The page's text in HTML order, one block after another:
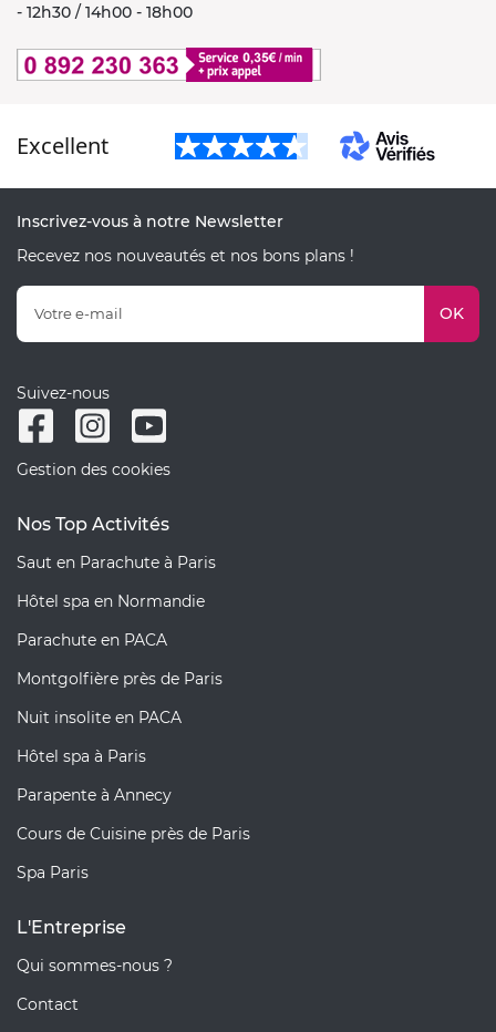
- 12h30 / 14h00 - 18h00
Excellent
Inscrivez-vous à notre Newsletter
Recevez nos nouveautés et nos bons plans !
OK
Suivez-nous
Gestion des cookies
Nos Top Activités
Saut en Parachute à Paris
Hôtel spa en Normandie
Parachute en PACA
Montgolfière près de Paris
Nuit insolite en PACA
Hôtel spa à Paris
Parapente à Annecy
Cours de Cuisine près de Paris
Spa Paris
L'Entreprise
Qui sommes-nous ?
Contact